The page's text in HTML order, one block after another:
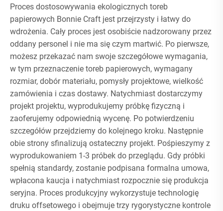
Proces dostosowywania ekologicznych toreb
papierowych Bonnie Craft jest przejrzysty i łatwy do
wdrożenia. Cały proces jest osobiście nadzorowany przez
oddany personel i nie ma się czym martwić. Po pierwsze,
możesz przekazać nam swoje szczegółowe wymagania,
w tym przeznaczenie toreb papierowych, wymagany
rozmiar, dobór materiału, pomysły projektowe, wielkość
zamówienia i czas dostawy. Natychmiast dostarczymy
projekt projektu, wyprodukujemy próbkę fizyczną i
zaoferujemy odpowiednią wycenę. Po potwierdzeniu
szczegółów przejdziemy do kolejnego kroku. Następnie
obie strony sfinalizują ostateczny projekt. Pośpieszymy z
wyprodukowaniem 1-3 próbek do przeglądu. Gdy próbki
spełnią standardy, zostanie podpisana formalna umowa,
wpłacona kaucja i natychmiast rozpocznie się produkcja
seryjna. Proces produkcyjny wykorzystuje technologię
druku offsetowego i obejmuje trzy rygorystyczne kontrole